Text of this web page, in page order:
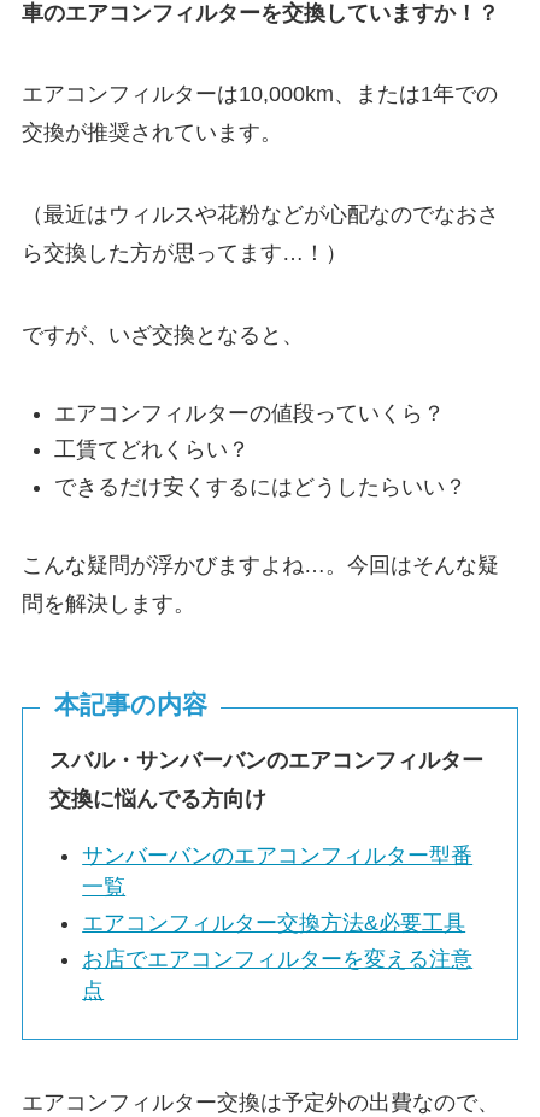
車のエアコンフィルターを交換していますか！？
エアコンフィルターは10,000km、または1年での
交換が推奨されています。
（最近はウィルスや花粉などが心配なのでなおさ
ら交換した方が思ってます…！）
ですが、いざ交換となると、
エアコンフィルターの値段っていくら？
工賃てどれくらい？
できるだけ安くするにはどうしたらいい？
こんな疑問が浮かびますよね…。今回はそんな疑
問を解決します。
本記事の内容
スバル・サンバーバンのエアコンフィルター
交換に悩んでる方向け
サンバーバンのエアコンフィルター型番
一覧
エアコンフィルター交換方法&必要工具
お店でエアコンフィルターを変える注意
点
エアコンフィルター交換は予定外の出費なので、